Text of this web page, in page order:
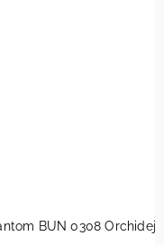
Orchidej
Bunda